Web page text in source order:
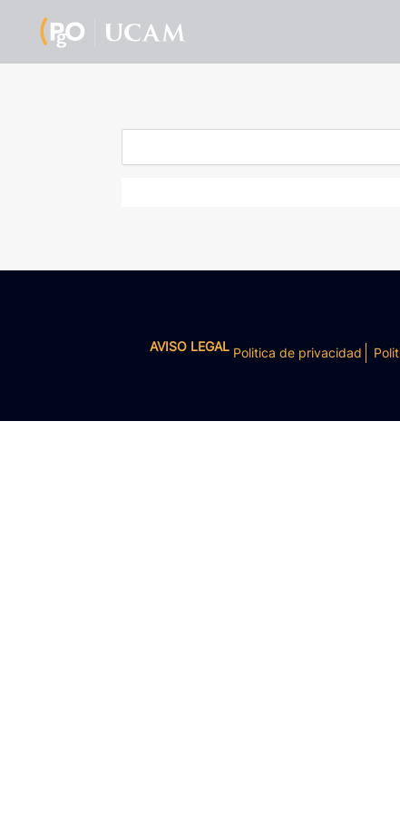
AVISO LEGALPolitica de privacidad